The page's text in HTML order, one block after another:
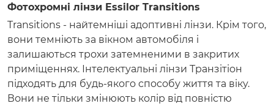
Фотохромні лінзи Essilor Transitions
Transitions - найтемніші адоптивні лінзи. Крім того,
вони темніють за вікном автомобіля і
залишаються трохи затемненими в закритих
приміщеннях. Інтелектуальні лінзи Транзітіон
підходять для будь-якого способу життя та віку.
Вони не тільки змінюють колір від повністю